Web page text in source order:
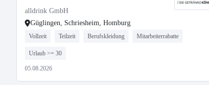
alldrink GmbH
Güglingen, Schriesheim, Homburg
Vollzeit Teilzeit Berufskleidung Mitarbeiterrabatte
Urlaub >= 30
05.08.2026